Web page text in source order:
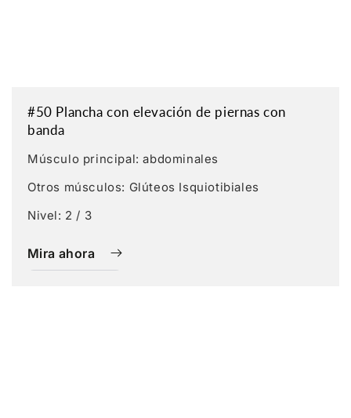
#50 Plancha con elevación de piernas con
banda
Músculo principal: abdominales
Otros músculos: Glúteos Isquiotibiales
Nivel: 2 / 3
Mira ahora